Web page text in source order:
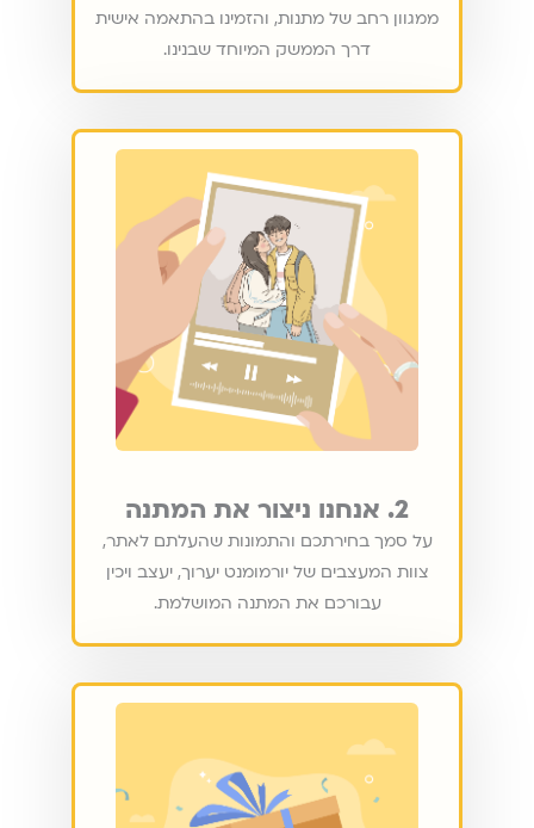
ממגוון רחב של מתנות, והזמינו בהתאמה אישית
דרך הממשק המיוחד שבנינו.
2. אנחנו ניצור את המתנה
על סמך בחירתכם והתמונות שהעלתם לאתר,
צוות המעצבים של יורמומנט יערוך, יעצב ויכין
עבורכם את המתנה המושלמת.